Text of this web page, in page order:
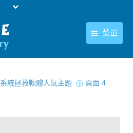
菜單
下載中心
繁體中文
系統拯救軟體人氣主題 頁面 4